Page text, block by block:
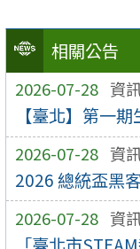
相關公告
2026-07-28 資
【臺北】第一
2026-07-28 資
2026 總統盃黑
2026-07-28 資